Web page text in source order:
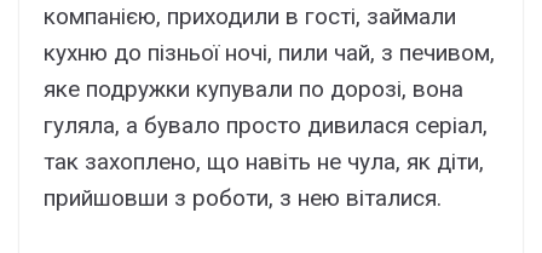
компанією, приходили в гості, займали
кухню до пізньої ночі, пили чай, з печивом,
яке подружки купували по дорозі, вона
гуляла, а бувало просто дивилася серіал,
так захоплено, що навіть не чула, як діти,
прийшовши з роботи, з нею віталися.